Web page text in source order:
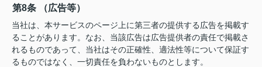
第8条 （広告等）
当社は、本サービスのページ上に第三者の提供する広告を掲載す
ることがあります。なお、当該広告は広告提供者の責任で掲載さ
れるものであって、当社はその正確性、適法性等について保証す
るものではなく、一切責任を負わないものとします。